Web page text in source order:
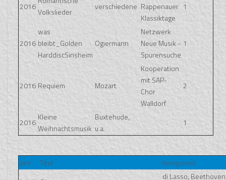
2016
Volkslieder
verschiedene Rappenauer
Klassiktage
1
2016
was
bleibt_Golden
HarddiscSinsheim
Ogiermann
Netzwerk
Neue Musik -
Spurensuche
1
2016 Requiem Mozart
Kooperation
mit SAP-
Chor
Walldorf
2
2016
Kleine
Weihnachtsmusik
Buxtehude,
u.a.
1
Jahr Titel
Komponist
di Lasso,